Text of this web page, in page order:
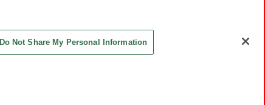
Do Not Share My Personal Information